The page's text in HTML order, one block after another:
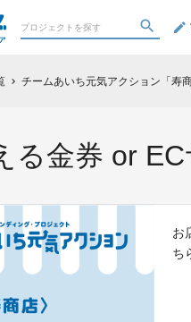
chevron_right チームあいち元気アクション「寿
る金券 or
お
ち